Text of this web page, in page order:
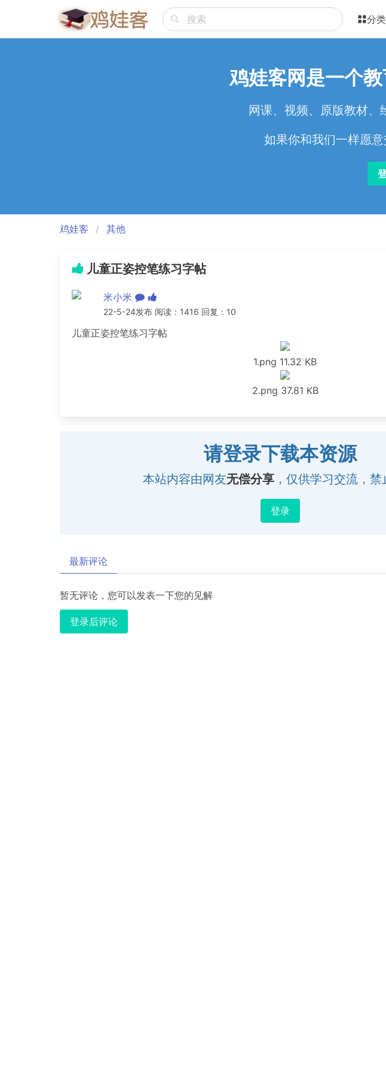
分类
鸡娃客网是一个
网课、视频、原版教材
如果你和我们一样愿
鸡娃客 其他
儿童正姿控笔练习字帖
米小米
22-5-24发布 阅读：1416 回复：10
儿童正姿控笔练习字帖
1.png 11.32 KB
2.png 37.81 KB
请登录下载本资源
本站内容由网友无偿分享 ，仅供学习交流，禁
登录
最新评论
暂无评论，您可以发表一下您的见解
登录后评论